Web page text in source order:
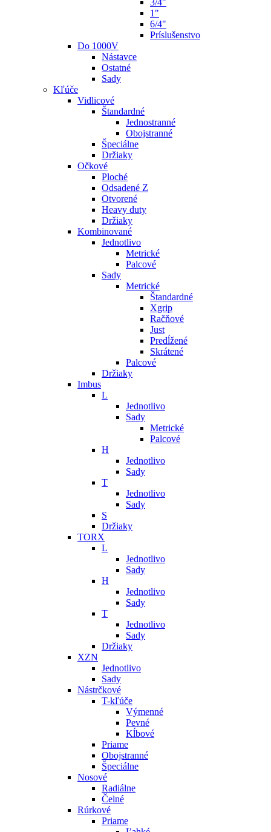
3/4"
1"
6/4"
Príslušenstvo
Do 1000V
Nástavce
Ostatné
Sady
Kľúče
Vidlicové
Štandardné
Jednostranné
Obojstranné
Špeciálne
Držiaky
Očkové
Ploché
Odsadené Z
Otvorené
Heavy duty
Držiaky
Kombinované
Jednotlivo
Metrické
Palcové
Sady
Metrické
Štandardné
Xgrip
Račňové
Just
Predĺžené
Skrátené
Palcové
Držiaky
Imbus
L
Jednotlivo
Sady
Metrické
Palcové
H
Jednotlivo
Sady
T
Jednotlivo
Sady
S
Držiaky
TORX
L
Jednotlivo
Sady
H
Jednotlivo
Sady
T
Jednotlivo
Sady
Držiaky
XZN
Jednotlivo
Sady
Nástrčkové
T-kľúče
Výmenné
Pevné
Kĺbové
Priame
Obojstranné
Špeciálne
Nosové
Radiálne
Čelné
Rúrkové
Priame